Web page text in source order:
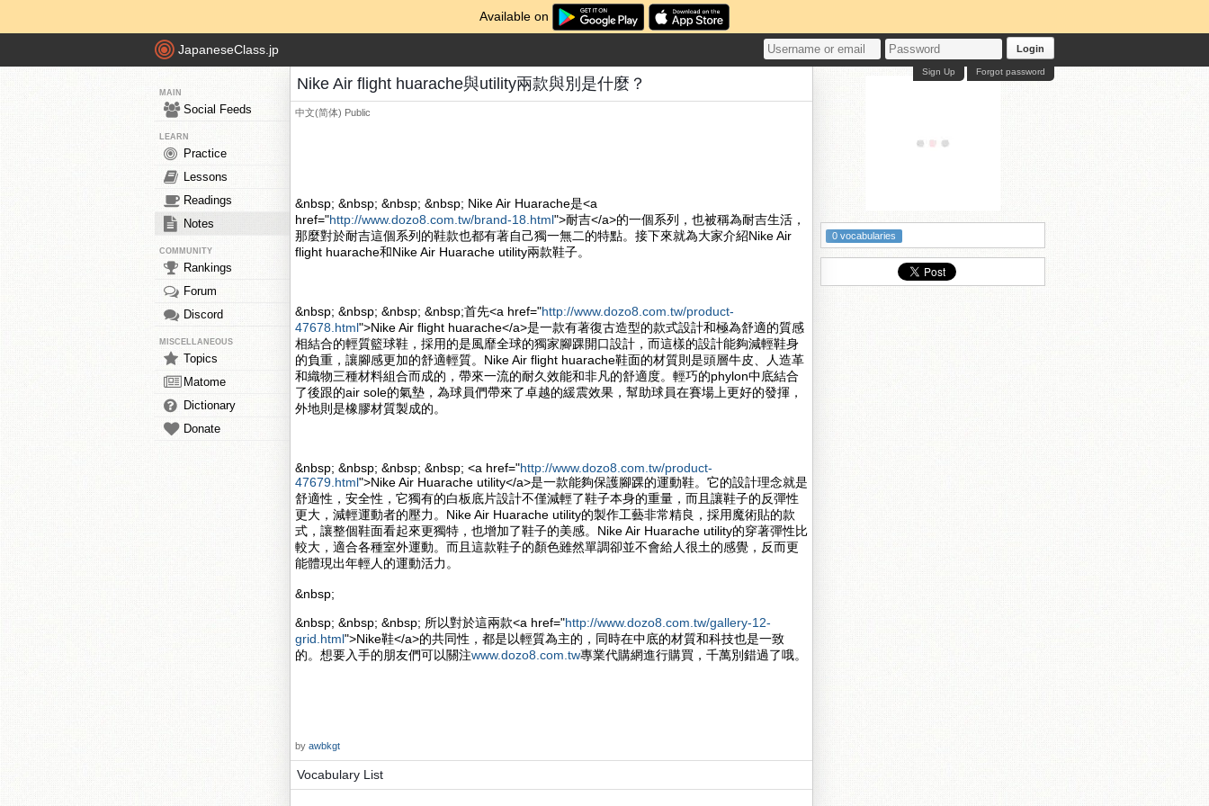
Available on
JapaneseClass.jp Login
Forgot password
Sign Up
MAIN
Social Feeds
LEARN
Practice
Lessons
Readings
Notes
COMMUNITY
Rankings
Forum
Discord
MISCELLANEOUS
Topics
Matome
Dictionary
Donate
Nike Air flight huarache與utility兩款與別是什麼？
中文(简体) Public
&nbsp; &nbsp; &nbsp; &nbsp; Nike Air Huarache是<a
href="http://www.dozo8.com.tw/brand-18.html">耐吉</a>的一個系列，也被稱為耐吉生活，
那麼對於耐吉這個系列的鞋款也都有著自己獨一無二的特點。接下來就為大家介紹Nike Air
flight huarache和Nike Air Huarache utility兩款鞋子。
&nbsp; &nbsp; &nbsp; &nbsp;首先<a href="http://www.dozo8.com.tw/product-
47678.html">Nike Air flight huarache</a>是一款有著復古造型的款式設計和極為舒適的質感
相結合的輕質籃球鞋，採用的是風靡全球的獨家腳踝開口設計，而這樣的設計能夠減輕鞋身
的負重，讓腳感更加的舒適輕質。Nike Air flight huarache鞋面的材質則是頭層牛皮、人造革
和織物三種材料組合而成的，帶來一流的耐久效能和非凡的舒適度。輕巧的phylon中底結合
了後跟的air sole的氣墊，為球員們帶來了卓越的緩震效果，幫助球員在賽場上更好的發揮，
外地則是橡膠材質製成的。
&nbsp; &nbsp; &nbsp; &nbsp; <a href="http://www.dozo8.com.tw/product-
47679.html">Nike Air Huarache utility</a>是一款能夠保護腳踝的運動鞋。它的設計理念就是
舒適性，安全性，它獨有的白板底片設計不僅減輕了鞋子本身的重量，而且讓鞋子的反彈性
更大，減輕運動者的壓力。Nike Air Huarache utility的製作工藝非常精良，採用魔術貼的款
式，讓整個鞋面看起來更獨特，也增加了鞋子的美感。Nike Air Huarache utility的穿著彈性比
較大，適合各種室外運動。而且這款鞋子的顏色雖然單調卻並不會給人很土的感覺，反而更
能體現出年輕人的運動活力。
&nbsp;
&nbsp; &nbsp; &nbsp; 所以對於這兩款<a href="http://www.dozo8.com.tw/gallery-12-
grid.html">Nike鞋</a>的共同性，都是以輕質為主的，同時在中底的材質和科技也是一致
的。想要入手的朋友們可以關注www.dozo8.com.tw專業代購網進行購買，千萬別錯過了哦。
by awbkgt
Vocabulary List
0 vocabularies